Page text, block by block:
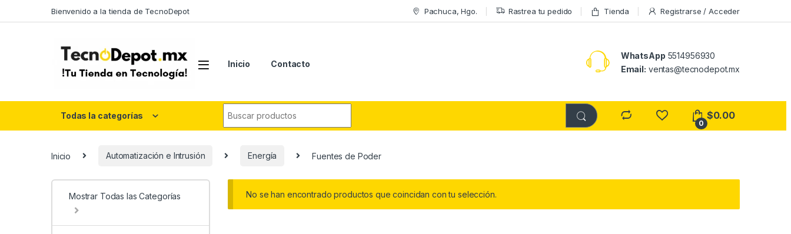
Bienvenido a la tienda de TecnoDepot Pachuca, Hgo. Rastrea tu pedido Tienda Registrarse / Acceder
Inicio Contacto
WhatsApp 5514956930
Email: ventas@tecnodepot.mx
Todas la categorías
0
$0.00
Inicio Automatización e Intrusión Energí­a Fuentes de Poder
No se han encontrado productos que coincidan con tu selección.
Mostrar Todas las Categorías